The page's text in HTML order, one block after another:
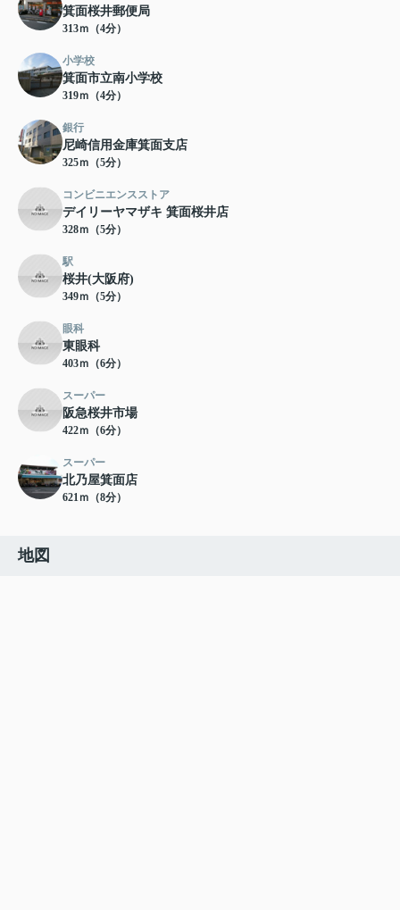
箕面桜井郵便局
313ｍ（4分）
小学校
箕面市立南小学校
319ｍ（4分）
銀行
尼崎信用金庫箕面支店
325ｍ（5分）
コンビニエンスストア
デイリーヤマザキ 箕面桜井店
328ｍ（5分）
駅
桜井(大阪府)
349ｍ（5分）
眼科
東眼科
403ｍ（6分）
スーパー
阪急桜井市場
422ｍ（6分）
スーパー
北乃屋箕面店
621ｍ（8分）
地図